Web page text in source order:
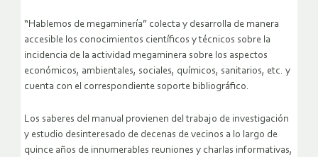
“Hablemos de megaminería” colecta y desarrolla de manera
accesible los conocimientos científicos y técnicos sobre la
incidencia de la actividad megaminera sobre los aspectos
económicos, ambientales, sociales, químicos, sanitarios, etc. y
cuenta con el correspondiente soporte bibliográfico.
Los saberes del manual provienen del trabajo de investigación
y estudio desinteresado de decenas de vecinos a lo largo de
quince años de innumerables reuniones y charlas informativas,